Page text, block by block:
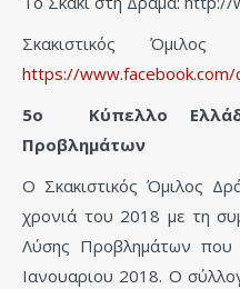
Σκακιστικός
https://
5ο Κύπελλο
Προβλημάτων
Ο Σκακιστικός Όμιλος
χρονιά του 2018 με τη
Λύσης Προβλημάτων που
Ιανουαριου 2018. Ο